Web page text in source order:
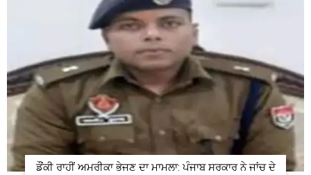
ਡੌਂਕੀ ਰਾਹੀਂ ਅਮਰੀਕਾ ਭੇਜਣ ਦਾ ਮਾਮਲਾ: ਪੰਜਾਬ ਸਰਕਾਰ ਨੇ ਜਾਂਚ ਦੇ